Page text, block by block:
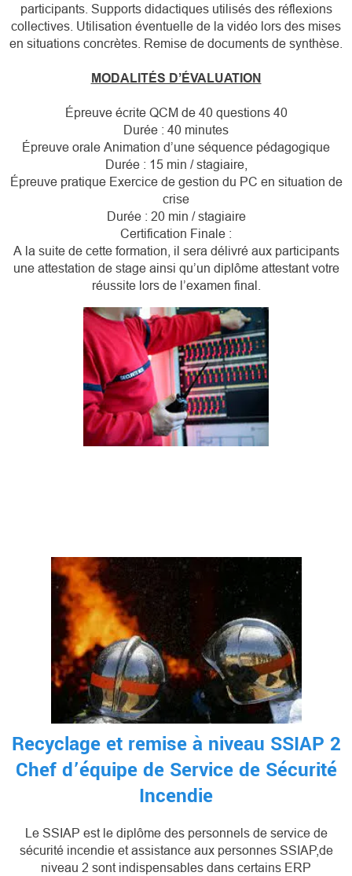
participants. Supports didactiques utilisés des réflexions
collectives. Utilisation éventuelle de la vidéo lors des mises
en situations concrètes. Remise de documents de synthèse.
MODALITÉS D’ÉVALUATION
Épreuve écrite QCM de 40 questions 40
Durée : 40 minutes
Épreuve orale Animation d’une séquence pédagogique
Durée : 15 min / stagiaire,
Épreuve pratique Exercice de gestion du PC en situation de
crise
Durée : 20 min / stagiaire
Certification Finale :
A la suite de cette formation, il sera délivré aux participants
une attestation de stage ainsi qu’un diplôme attestant votre
réussite lors de l’examen final.
Recyclage et remise à niveau SSIAP 2
Chef d’équipe de Service de Sécurité
Incendie
Le SSIAP est le diplôme des personnels de service de
sécurité incendie et assistance aux personnes SSIAP,de
niveau 2 sont indispensables dans certains ERP